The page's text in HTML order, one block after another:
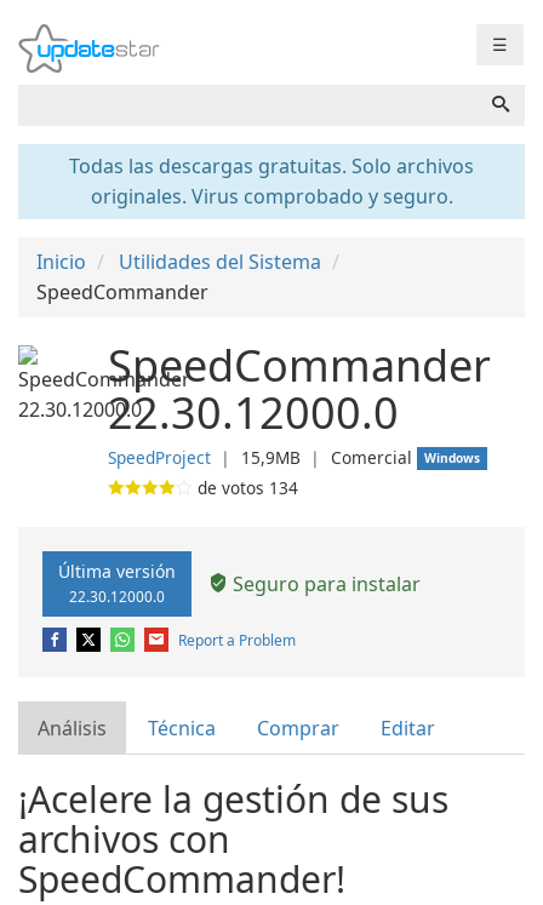
☰
Todas las descargas gratuitas. Solo archivos
originales. Virus comprobado y seguro.
Inicio
Utilidades del Sistema
SpeedCommander
SpeedCommander
22.30.12000.0
SpeedProject ❘ 15,9MB ❘ Comercial Windows
de votos 134
Última versión
22.30.12000.0 Seguro para instalar
Report a Problem
Análisis Técnica Comprar Editar
¡Acelere la gestión de sus
archivos con
SpeedCommander!